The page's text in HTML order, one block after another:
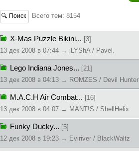
🔍 Поиск Всего тем: 8154
X-Mas Puzzle Bikini... [3]
13 дек 2008 в 07:44 → iLYShA / Pavel.
Lego Indiana Jones... [21]
13 дек 2008 в 04:13 → ROMZES / Devil Hunter
M.A.C.H Air Combat... [16]
13 дек 2008 в 04:07 → MANT!S / ShellHelix
Funky Ducky... [5]
12 дек 2008 в 19:23 → Eviriver / BlackWaltz